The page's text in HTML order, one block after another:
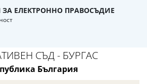
ЕЛЕКТРОННО ПРАВОСЪДИЕ
СЪД - БУРГАС
България